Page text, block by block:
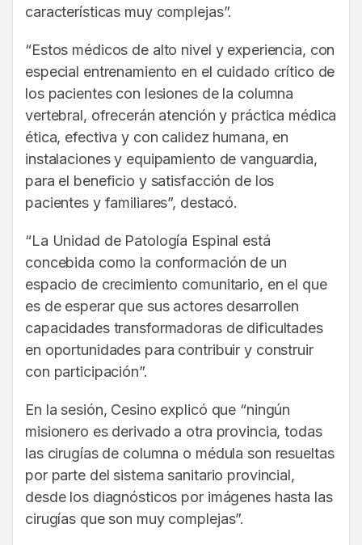
características muy complejas”.
“Estos médicos de alto nivel y experiencia, con
especial entrenamiento en el cuidado crítico de
los pacientes con lesiones de la columna
vertebral, ofrecerán atención y práctica médica
ética, efectiva y con calidez humana, en
instalaciones y equipamiento de vanguardia,
para el beneficio y satisfacción de los
pacientes y familiares”, destacó.
“La Unidad de Patología Espinal está
concebida como la conformación de un
espacio de crecimiento comunitario, en el que
es de esperar que sus actores desarrollen
capacidades transformadoras de dificultades
en oportunidades para contribuir y construir
con participación”.
En la sesión, Cesino explicó que “ningún
misionero es derivado a otra provincia, todas
las cirugías de columna o médula son resueltas
por parte del sistema sanitario provincial,
desde los diagnósticos por imágenes hasta las
cirugías que son muy complejas”.